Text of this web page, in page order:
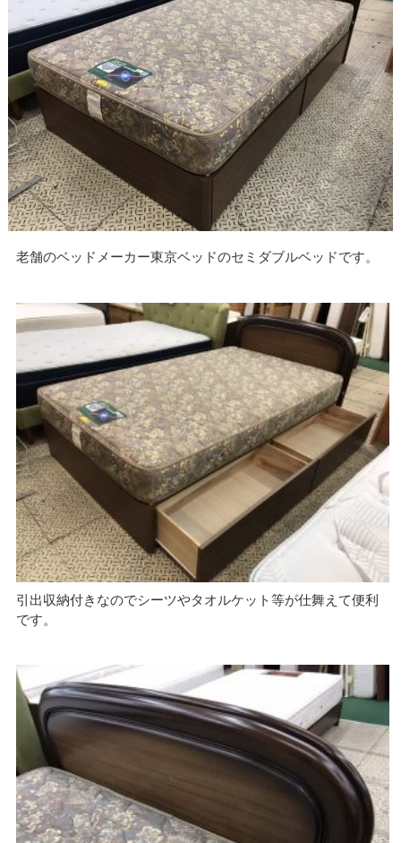
老舗のベッドメーカー東京ベッドのセミダブルベッドです。
引出収納付きなのでシーツやタオルケット等が仕舞えて便利
です。